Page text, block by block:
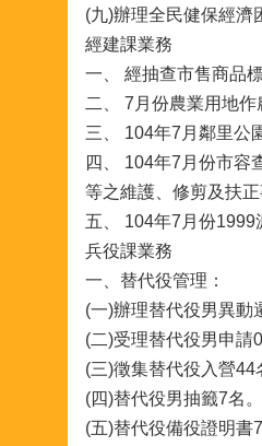
(九)辦理全民健保經濟
經建課業務
一、 經抽查市售商品
二、 7月份農業用地作
三、 104年7月鄰里公
四、 104年7月份市容
等之維護、修剪及扶正
五、 104年7月份1999
兵役課業務
一、替代役管理：
(一)辦理替代役男異動
(二)受理替代役男申請
(三)徵集替代役入營44
(四)替代役男抽籤7名。
(五)替代役備役證明書7